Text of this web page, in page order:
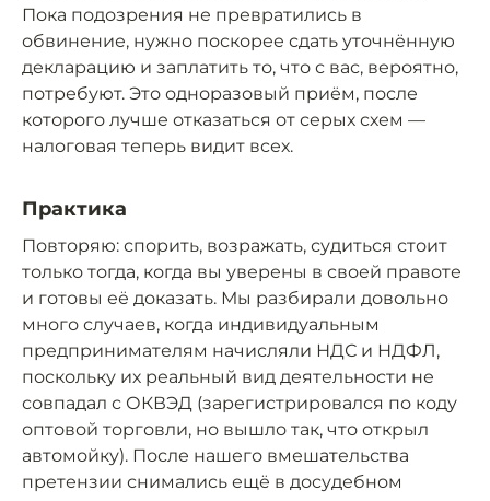
Пока подозрения не превратились в
обвинение, нужно поскорее сдать уточнённую
декларацию и заплатить то, что с вас, вероятно,
потребуют. Это одноразовый приём, после
которого лучше отказаться от серых схем —
налоговая теперь видит всех.
Практика
Повторяю: спорить, возражать, судиться стоит
только тогда, когда вы уверены в своей правоте
и готовы её доказать. Мы разбирали довольно
много случаев, когда индивидуальным
предпринимателям начисляли НДС и НДФЛ,
поскольку их реальный вид деятельности не
совпадал с ОКВЭД (зарегистрировался по коду
оптовой торговли, но вышло так, что открыл
автомойку). После нашего вмешательства
претензии снимались ещё в досудебном